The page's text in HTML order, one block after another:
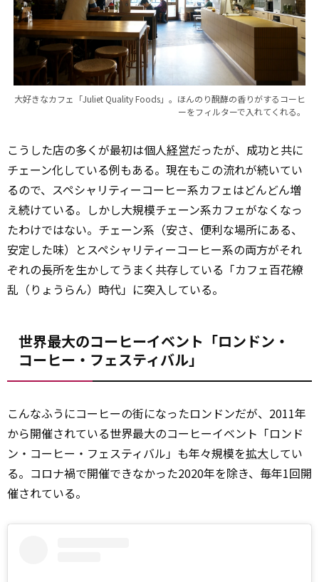
大好きなカフェ「Juliet Quality Foods」。ほんのり醗酵の香りがするコーヒ
ーをフィルターで入れてくれる。
こうした店の多くが最初は個人経営だったが、成功と共に
チェーン化している例もある。現在もこの流れが続いてい
るので、スペシャリティーコーヒー系カフェはどんどん増
え続けている。しかし大規模チェーン系カフェがなくなっ
たわけではない。チェーン系（安さ、便利な場所にある、
安定した味）とスペシャリティーコーヒー系の両方がそれ
ぞれの長所を生かしてうまく共存している「カフェ百花繚
乱（りょうらん）時代」に突入している。
世界最大のコーヒーイベント「ロンドン・
コーヒー・フェスティバル」
こんなふうにコーヒーの街になったロンドンだが、2011年
から開催されている世界最大のコーヒーイベント「ロンド
ン・コーヒー・フェスティバル」も年々規模を拡大してい
る。コロナ禍で開催できなかった2020年を除き、毎年1回開
催されている。